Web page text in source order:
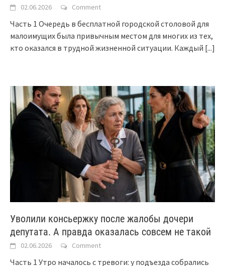
02.06.2026 Comment
Часть 1 Очередь в бесплатной городской столовой для
малоимущих была привычным местом для многих из тех,
кто оказался в трудной жизненной ситуации. Каждый [...]
Уволили консьержку после жалобы дочери
депутата. А правда оказалась совсем не такой
02.06.2026 Comment
Часть 1 Утро началось с тревоги: у подъезда собрались